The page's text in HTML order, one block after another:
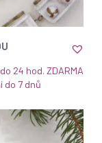
24 hod. ZDARMA
do 7 dnů